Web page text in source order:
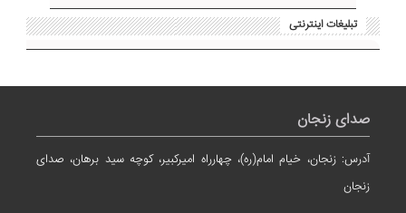
تبلیغات اینترنتی
صدای زنجان
آدرس: زنجان، خیام امام(ره)، چهارراه امیرکبیر، کوچه سید برهان، صدای
زنجان